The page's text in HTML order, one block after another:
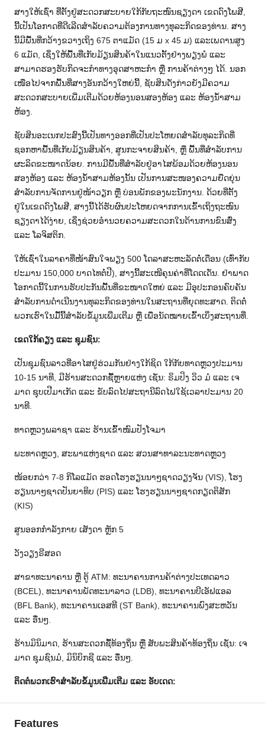
ສາງໃຫ້ເຊົ່າ ທີ່ຕັ້ງຢູ່ສະດວກສະບາຍໃກ້ກັບຖະໜົນຊຽງດາ ເຂດດົງໂພສີ,
ນີ້ເປັນໂອກາດທີ່ດີເລີດສຳລັບຄວາມຕ້ອງການທາງທຸລະກິດຂອງທ່ານ. ສາງ
ນີ້ມີພື້ນທີ່ກວ້າງຂວາງເຖິງ 675 ຕາແມັດ (15 ມ x 45 ມ) ແລະເພດານສູງ
6 ແມັດ, ເຊິ່ງໃຫ້ພື້ນທີ່ເກັບມ້ຽນສິນຄ້າໃນແນວຕັ້ງຢ່າງພຽງພໍ ແລະ
ສາມາດຮອງຮັບກິດຈະກຳທາງອຸດສາຫະກຳ ຫຼື ການຄ້າຕ່າງໆ ໄດ້. ນອກ
ເໜືອໄປຈາກພື້ນທີ່ສາງອັນກວ້າງໃຫຍ່ນີ້, ຊັບສິນດັ່ງກ່າວຍັງມີຄວາມ
ສະດວກສະບາຍເພີ່ມເຕີມດ້ວຍຫ້ອງນອນສອງຫ້ອງ ແລະ ຫ້ອງນ້ຳສາມ
ຫ້ອງ.
ຊັບສິນອະເນກປະສົງນີ້ເປັນທາງອອກທີ່ເປັນປະໂຫຍດສຳລັບທຸລະກິດທີ່
ຊອກຫາພື້ນທີ່ເກັບມ້ຽນສິນຄ້າ, ສູນກະຈາຍສິນຄ້າ, ຫຼື ພື້ນທີ່ສຳລັບການ
ຜະລິດຂະໜາດນ້ອຍ. ການມີພື້ນທີ່ສຳລັບຢູ່ອາໄສພ້ອມດ້ວຍຫ້ອງນອນ
ສອງຫ້ອງ ແລະ ຫ້ອງນ້ຳສາມຫ້ອງນັ້ນ ເປັນການສະໜອງຄວາມຍືດຍຸ່ນ
ສຳລັບການຈັດການຢູ່ໜ້າວຽກ ຫຼື ບ່ອນພັກຂອງພະນັກງານ. ດ້ວຍທີ່ຕັ້ງ
ຢູ່ໃນເຂດດົງໂພສີ, ສາງນີ້ໄດ້ຮັບຜົນປະໂຫຍດຈາກການເຂົ້າເຖິງຖະໜົນ
ຊຽງດາໄດ້ງ່າຍ, ເຊິ່ງຊ່ວຍອຳນວຍຄວາມສະດວກໃນດ້ານການຂົນສົ່ງ
ແລະ ໂລຈິສຕິກ.
ໃຫ້ເຊົ່າໃນລາຄາທີ່ໜ້າສົນໃຈພຽງ 500 ໂດລາສະຫະລັດຕໍ່ເດືອນ (ເທົ່າກັບ
ປະມານ 150,000 ບາດໄທຕໍ່ປີ), ສາງນີ້ສະເໜີຄຸນຄ່າທີ່ໂດດເດັ່ນ. ຢ່າພາດ
ໂອກາດນີ້ໃນການຮັບປະກັນພື້ນທີ່ຂະໜາດໃຫຍ່ ແລະ ມີອຸປະກອນຄົບຄັນ
ສຳລັບການດຳເນີນງານທຸລະກິດຂອງທ່ານໃນສະຖານທີ່ຍຸດທະສາດ. ຕິດຕໍ່
ພວກເຮົາໃນມື້ນີ້ສຳລັບຂໍ້ມູນເພີ່ມເຕີມ ຫຼື ເພື່ອນັດໝາຍເຂົ້າເບິ່ງສະຖານທີ່.
ເຂດໃກ້ຄຽງ ແລະ ຊຸມຊົນ:
ເປັນຊຸມຊົນລາວທີ່ອາໄສຢູ່ຮ່ວມກັນຢ່າງໃກ້ຊິດ ໃກ້ກັບທາດຫຼວງປະມານ
10-15 ນາທີ, ມີຮ້ານສະດວກຊື້ຫຼາຍແຫ່ງ ເຊັ່ນ: ຣິມປິງ ວິວ ມໍ ແລະ ເຈ
ມາດ ຊຸບເປີມາເກັດ ແລະ ຂັບລົດໄປສະຖານີລົດໄຟໃຊ້ເວລາປະມານ 20
ນາທີ.
ທາດຫຼວງພລາຊາ ແລະ ຮ້ານເຂົ້າໜົມປັງໂຈມາ
ພະທາດຫຼວງ, ສະພາແຫ່ງຊາດ ແລະ ສວນສາທາລະນະທາດຫຼວງ
ໜ້ອຍກວ່າ 7-8 ກິໂລແມັດ ຮອດໂຮງຮຽນນາໆຊາດວຽງຈັນ (VIS), ໂຮງ
ຮຽນນາໆຊາດປັນຍາທິບ (PIS) ແລະ ໂຮງຮຽນນາໆຊາດກຽດຕິສັກ
(KIS)
ສູນອອກກຳລັງກາຍ ເສັງດາ ຫຼັກ 5
ວັງວຽງຣີສອດ
ສາຂາທະນາຄານ ຫຼື ຕູ້ ATM: ທະນາຄານການຄ້າຕ່າງປະເທດລາວ
(BCEL), ທະນາຄານພັດທະນາລາວ (LDB), ທະນາຄານບີເອັຟແອລ
(BFL Bank), ທະນາຄານເອສທີ (ST Bank), ທະນາຄານພົງສະຫວັນ
ແລະ ອື່ນໆ.
ຮ້ານມິນິມາດ, ຮ້ານສະດວກຊື້ທ້ອງຖິ່ນ ຫຼື ສັບພະສິນຄ້າທ້ອງຖິ່ນ ເຊັ່ນ: ເຈ
ມາດ ຊຸມຊົນມໍ, ມິນິບິກຊີ ແລະ ອື່ນໆ.
ຕິດຕໍ່ພວກເຮົາສຳລັບຂໍ້ມູນເພີ່ມເຕີມ ແລະ ອັບເດດ:
Features